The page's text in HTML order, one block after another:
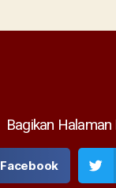
Bagikan Halaman
Facebook